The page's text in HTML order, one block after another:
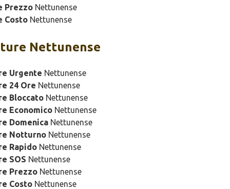
PrezzoNettunense
CostoNettunense
Nettunense
Urgente Nettunense
24 Ore Nettunense
BloccatoNettunense
EconomicoNettunense
DomenicaNettunense
NotturnoNettunense
RapidoNettunense
SOS Nettunense
PrezzoNettunense
CostoNettunense